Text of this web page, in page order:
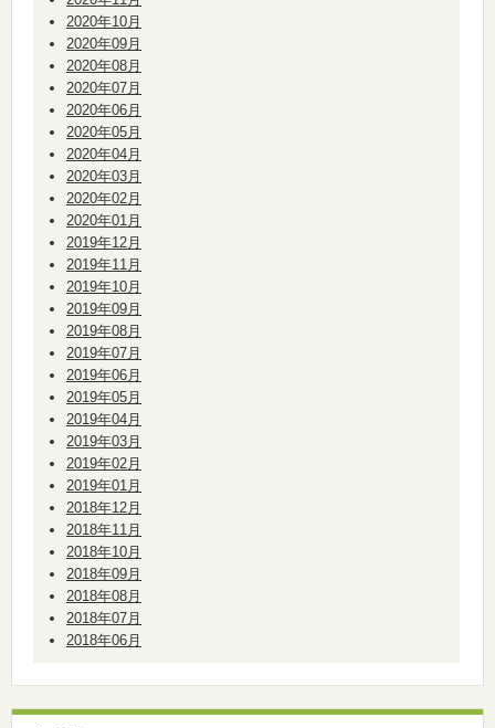
2020年10月
2020年09月
2020年08月
2020年07月
2020年06月
2020年05月
2020年04月
2020年03月
2020年02月
2020年01月
2019年12月
2019年11月
2019年10月
2019年09月
2019年08月
2019年07月
2019年06月
2019年05月
2019年04月
2019年03月
2019年02月
2019年01月
2018年12月
2018年11月
2018年10月
2018年09月
2018年08月
2018年07月
2018年06月